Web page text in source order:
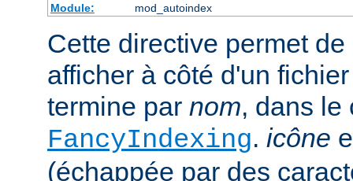
Module:
mod_autoindex
Cette directive permet
afficher à côté d'un
termine par nom, dans le
FancyIndexing. icône
(échappée par des